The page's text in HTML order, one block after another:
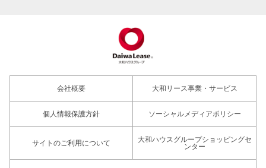
会社概要 大和リース事業・サービス
個人情報保護方針 ソーシャルメディアポリシー
サイトのご利用について
大和ハウスグループショッピングセ
ンター